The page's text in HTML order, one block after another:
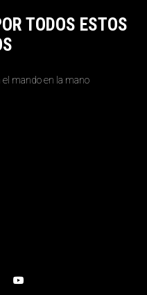
TODOS ESTOS
mando en la mano